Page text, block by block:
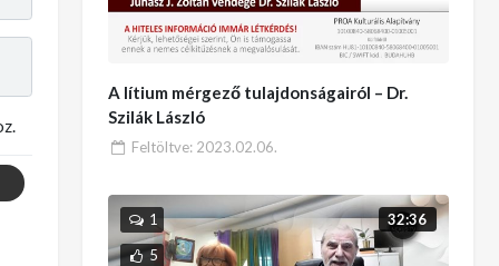
A lítium mérgező tulajdonságairól – Dr.
Szilák László
Feltöltve: 2023.02.06.
32:36
1
5